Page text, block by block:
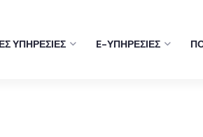
ΥΠΗΡΕΣΊΕΣ E-ΥΠΗΡΕΣΊΕΣ